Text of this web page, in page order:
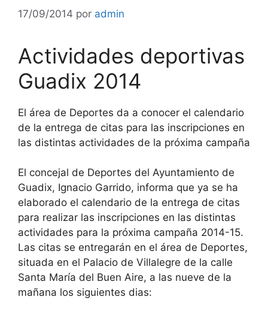
17/09/2014 por admin
Actividades deportivas
Guadix 2014
El área de Deportes da a conocer el calendario
de la entrega de citas para las inscripciones en
las distintas actividades de la próxima campaña
El concejal de Deportes del Ayuntamiento de
Guadix, Ignacio Garrido, informa que ya se ha
elaborado el calendario de la entrega de citas
para realizar las inscripciones en las distintas
actividades para la próxima campaña 2014-15.
Las citas se entregarán en el área de Deportes,
situada en el Palacio de Villalegre de la calle
Santa María del Buen Aire, a las nueve de la
mañana los siguientes dias: